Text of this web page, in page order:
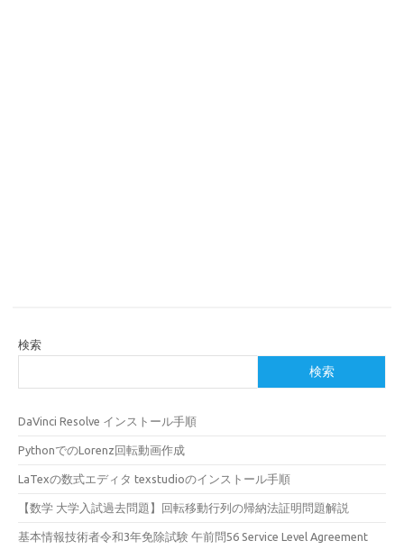
検索
検索
DaVinci Resolve インストール手順
PythonでのLorenz回転動画作成
LaTexの数式エディタ texstudioのインストール手順
【数学 大学入試過去問題】回転移動行列の帰納法証明問題解説
基本情報技術者令和3年免除試験 午前問56 Service Level Agreement